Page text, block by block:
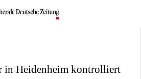
in Heidenheim kontrolliert